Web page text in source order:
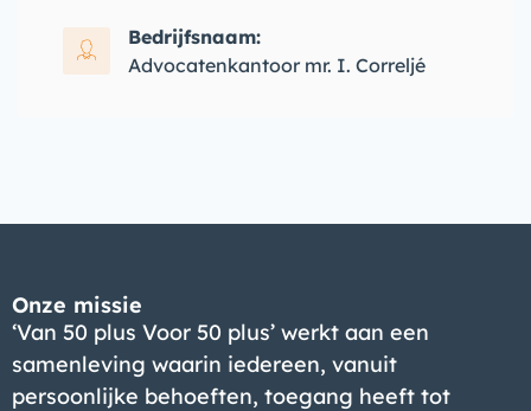
Bedrijfsnaam:
Advocatenkantoor mr. I. Correljé
Onze missie
‘Van 50 plus Voor 50 plus’ werkt aan een
samenleving waarin iedereen, vanuit
persoonlijke behoeften, toegang heeft tot